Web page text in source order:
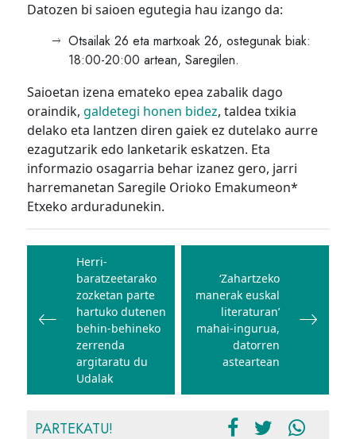
Datozen bi saioen egutegia hau izango da:
Otsailak 26 eta martxoak 26, ostegunak biak:
18:00-20:00 artean, Saregilen.
Saioetan izena emateko epea zabalik dago
oraindik,galdetegi honen bidez, taldea txikia
delako eta lantzen diren gaiek ez dutelako aurre
ezagutzarik edo lanketarik eskatzen. Eta
informazio osagarria behar izanez gero, jarri
harremanetan Saregile Orioko Emakumeon*
Etxeko arduradunekin.
Bidalketetan
zehar
nabigatu
Herri-
baratzeetarako
zozketan parte
hartuko dutenen
behin-behineko
zerrenda
argitaratu du
Udalak
‘Zahartzeko
manerak euskal
literaturan’
mahai-ingurua,
datorren
asteartean
PARTEKATU!